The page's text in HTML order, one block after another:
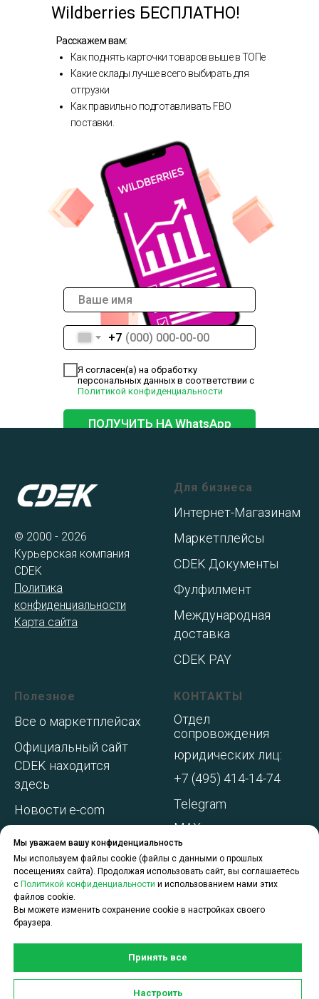
+7
Я согласен(а) на обработку
персональных данных в соответствии с
Политикой конфиденциальности
ПОЛУЧИТЬ НА WhatsApp
Расскажем вам:
Как поднять карточки товаров выше в ТОПе
Какие склады лучше всего выбирать для
отгрузки
Как правильно подготавливать FBO
поставки.
Wildberries БЕСПЛАТНО!
Задать вопрос по услугам
Мы уважаем вашу конфиденциальность
Мы используем файлы cookie (файлы с данными о прошлых
посещениях сайта). Продолжая использовать сайт, вы соглашаетесь
с Политикой конфиденциальности и использованием нами этих
файлов cookie.
Вы можете изменить сохранение cookie в настройках своего
браузера.
Принять все
Настроить
© 2000 - 2026
Курьерская компания
CDEK
Политика
конфиденциальности
Карта сайта
Для бизнеса
Интернет-Магазинам
Маркетплейсы
CDEK Документы
Фулфилмент
Международная
доставка
CDEK PAY
Полезное
Все о маркетплейсах
Официальный сайт
CDEK находится
здесь
Новости e-com
Акции и
спецпредложения
О компании
КОНТАКТЫ
Отдел
сопровождения
юридических лиц:
+7 (495) 414-14-74
Telegram
MAX
WhatsApp